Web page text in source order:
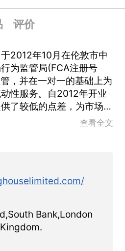
评价
2012年10月在伦敦市中
为监管局(FCA注册号
，并在一对一的基础上为
性服务。自2012年开业
了较低的点差，为市场提
金和投资经理、自营交易
行业领先技术的独特结
了理想的交易环境，并确
延迟、定制定价、全球连
种严格的交易要求。
查看全文
Bank,London